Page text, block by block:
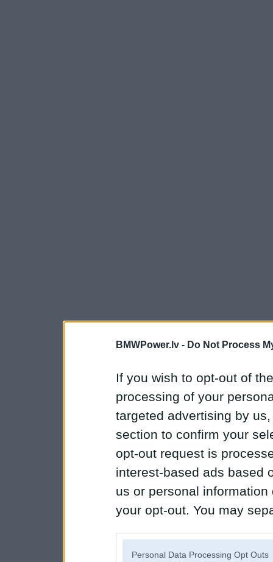
BMWPower.lv - Do Not Process
If you wish to opt-out of
processing of your
targeted advertising by
section to confirm your
opt-out request is
interest-based ads based
us or personal
your opt-out. You may
Personal Data Processing Opt Outs